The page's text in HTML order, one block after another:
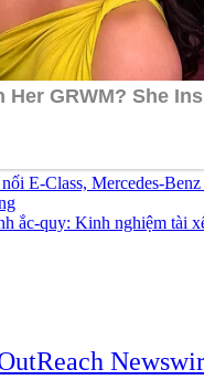
E-Class, Mercedes-
ắc-quy: Kinh nghiệm tài